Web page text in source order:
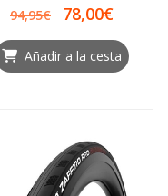
94,95€
78,00€
Añadir a la cesta